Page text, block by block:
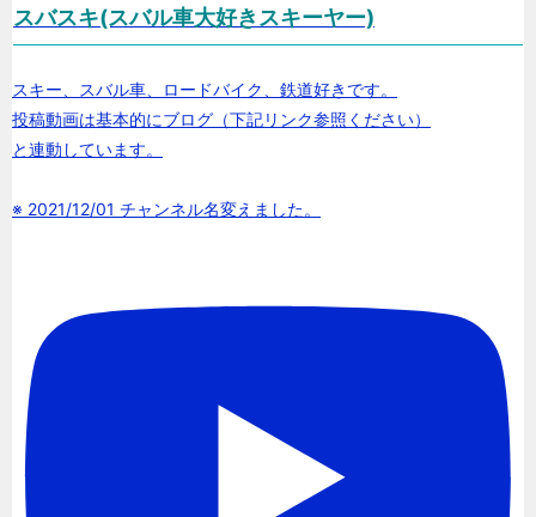
スバスキ(スバル車大好きスキーヤー)
スキー、スバル車、ロードバイク、鉄道好きです。
投稿動画は基本的にブログ（下記リンク参照ください）
と連動しています。
※ 2021/12/01 チャンネル名変えました。